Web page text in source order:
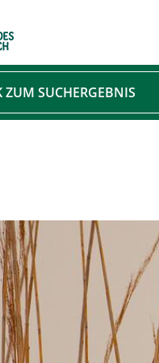
ZUM SUCHERGEBNIS